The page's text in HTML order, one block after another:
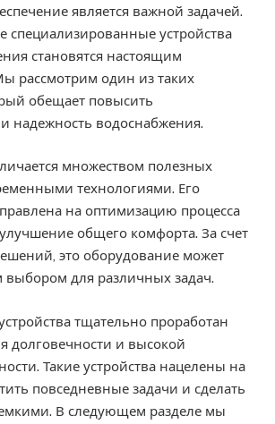
является важной задачей.
специализированные устройства
становятся настоящим
рассмотрим один из таких
обещает повысить
надежность водоснабжения.
множеством полезных
технологиями. Его
на оптимизацию процесса
общего комфорта. За счет
это оборудование может
выбором для различных задач.
тщательно проработан
долговечности и высокой
Такие устройства нацелены на
повседневные задачи и сделать
В следующем разделе мы